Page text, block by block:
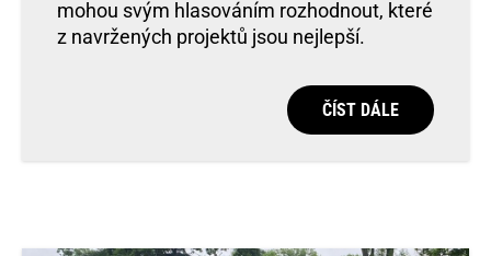
mohou svým hlasováním rozhodnout, které
z navržených projektů jsou nejlepší.
ČÍST DÁLE